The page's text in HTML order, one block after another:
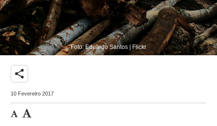
Foto: Eduardo Santos | Flickr
share
10 Fevereiro 2017